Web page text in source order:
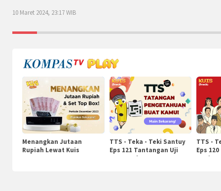
10 Maret 2024, 23:17 WIB
Menangkan Jutaan
Rupiah Lewat Kuis
TTS - Teka - Teki Santuy
Eps 121 Tantangan Uji
Pengetahuan
TTS -
Eps